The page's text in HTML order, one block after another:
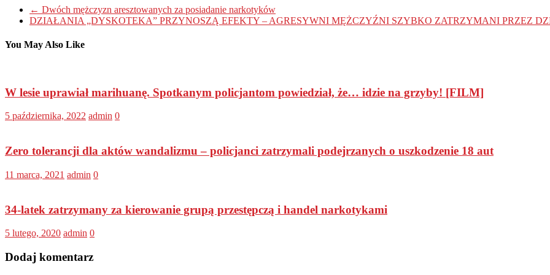
← Dwóch mężczyzn aresztowanych za posiadanie narkotyków
DZIAŁANIA „DYSKOTEKA” PRZYNOSZĄ EFEKTY – AGRESYWNI MĘŻCZYŹNI SZYBKO ZATRZYMANI PRZEZ
You May Also Like
W lesie uprawiał marihuanę. Spotkanym policjantom powiedział, że… idzie na grzyby! [FILM]
5 października, 2022 admin 0
Zero tolerancji dla aktów wandalizmu – policjanci zatrzymali podejrzanych o uszkodzenie 18 aut
11 marca, 2021 admin 0
34-latek zatrzymany za kierowanie grupą przestępczą i handel narkotykami
5 lutego, 2020 admin 0
Dodaj komentarz